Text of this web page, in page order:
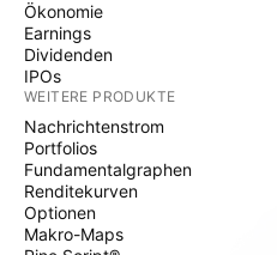
Ökonomie
Earnings
Dividenden
IPOs
WEITERE PRODUKTE
Nachrichtenstrom
Portfolios
Fundamentalgraphen
Renditekurven
Optionen
Makro-Maps